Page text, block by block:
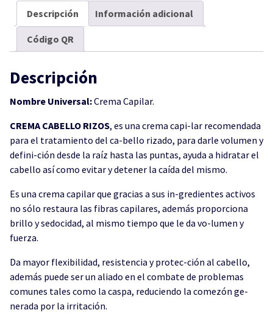
Descripción Información adicional
Código QR
Descripción
Nombre Universal:Crema Capilar.
CREMA CABELLO RIZOS, es una crema capi-lar recomendada
para el tratamiento del ca-bello rizado, para darle volumen y
defini-ción desde la raíz hasta las puntas, ayuda a hidratar el
cabello así como evitar y detener la caída del mismo.
Es una crema capilar que gracias a sus in-gredientes activos
no sólo restaura las fibras capilares, además proporciona
brillo y sedocidad, al mismo tiempo que le da vo-lumen y
fuerza.
Da mayor flexibilidad, resistencia y protec-ción al cabello,
además puede ser un aliado en el combate de problemas
comunes tales como la caspa, reduciendo la comezón ge-
nerada por la irritación.